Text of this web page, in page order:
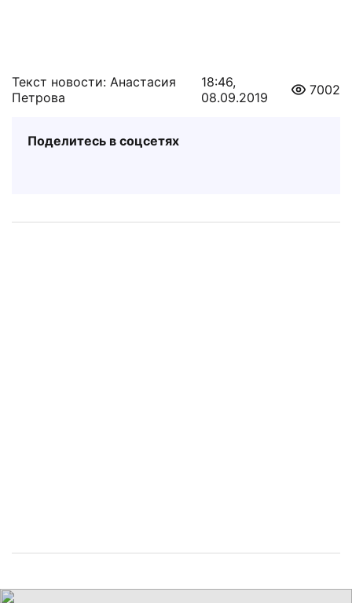
Текст новости: Анастасия
Петрова
18:46,
08.09.2019
7002
Поделитесь в соцсетях